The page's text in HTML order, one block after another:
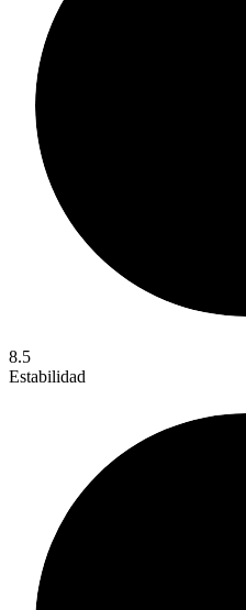
8.5
Estabilidad